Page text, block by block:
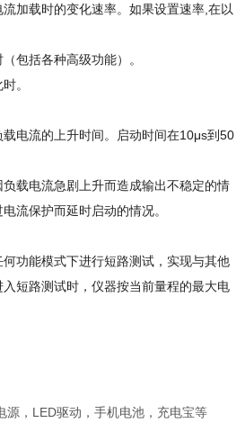
加载时的变化速率。如果设置速率 ,在以
包括各种高级功能）。
。
电流的上升时间。启动时间在10μs到50
载电流急剧上升而造成输出不稳定的情
流保护而延时启动的情况。
功能模式下进行短路测试，实现与其他
短路测试时，仪器按当前量程的最大电
源，LED驱动，手机电池，充电宝等